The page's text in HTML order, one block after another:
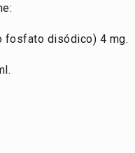
fosfato disódico) 4 mg.